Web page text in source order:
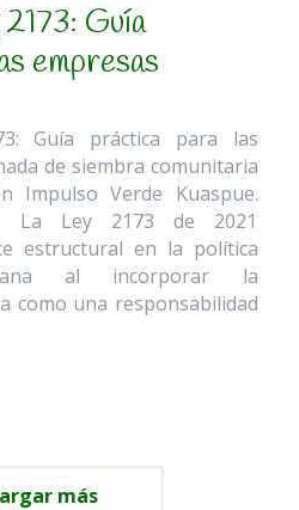
Guía
empresas
Guía práctica para las
de siembra comunitaria
Impulso Verde Kuaspue.
La Ley 2173 de 2021
estructural en la política
al incorporar la
como una responsabilidad
más